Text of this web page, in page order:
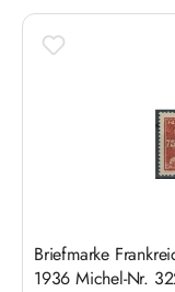
Briefmarke
1936 Michel-Nr.